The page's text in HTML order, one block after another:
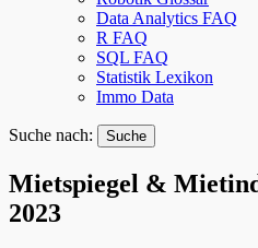
Data Analytics FAQ
R FAQ
SQL FAQ
Statistik Lexikon
Immo Data
Suche nach:
Mietspiegel &
2023